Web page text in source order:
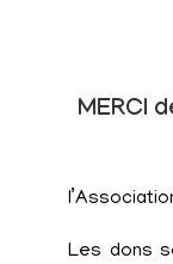
MERCI
Les dons